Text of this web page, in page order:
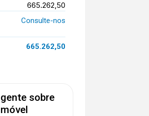
665.262,50
Consulte-nos
665.262,50
sobre